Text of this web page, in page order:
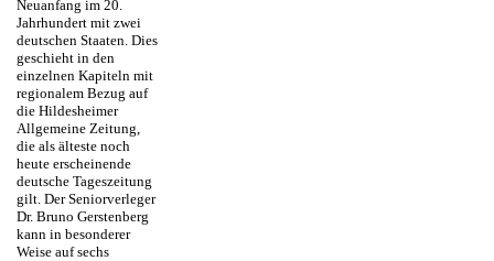
Neuanfang im 20.
Jahrhundert mit zwei
deutschen Staaten. Dies
geschieht in den
einzelnen Kapiteln mit
regionalem Bezug auf
die Hildesheimer
Allgemeine Zeitung,
die als älteste noch
heute erscheinende
deutsche Tageszeitung
gilt. Der Seniorverleger
Dr. Bruno Gerstenberg
kann in besonderer
Weise auf sechs